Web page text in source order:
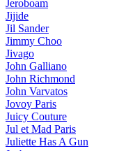
Jeroboam
Jijide
Jil Sander
Jimmy Choo
Jivago
John Galliano
John Richmond
John Varvatos
Jovoy Paris
Juicy Couture
Jul et Mad Paris
Juliette Has A Gun